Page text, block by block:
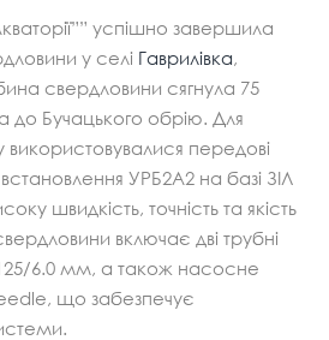
успішно завершила
у селі Гаврилівка,
свердловини сягнула 75
до Бучацького обрію. Для
використовувалися передові
УРБ2А2 на базі ЗІЛ
швидкість, точність та якість
включає дві трубні
6.0 мм, а також насосне
що забезпечує